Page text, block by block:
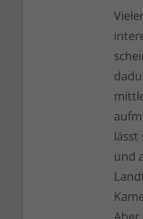
lässt
und